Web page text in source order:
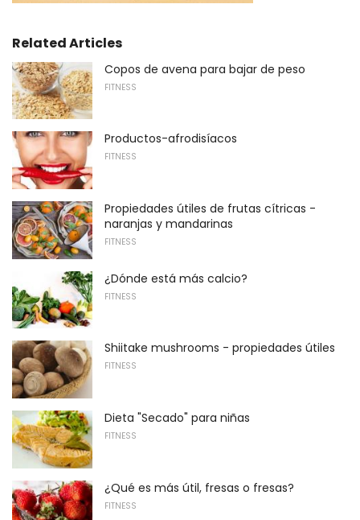
Related Articles
Copos de avena para bajar de peso
FITNESS
Productos-afrodisíacos
FITNESS
Propiedades útiles de frutas cítricas -
naranjas y mandarinas
FITNESS
¿Dónde está más calcio?
FITNESS
Shiitake mushrooms - propiedades útiles
FITNESS
Dieta "Secado" para niñas
FITNESS
¿Qué es más útil, fresas o fresas?
FITNESS